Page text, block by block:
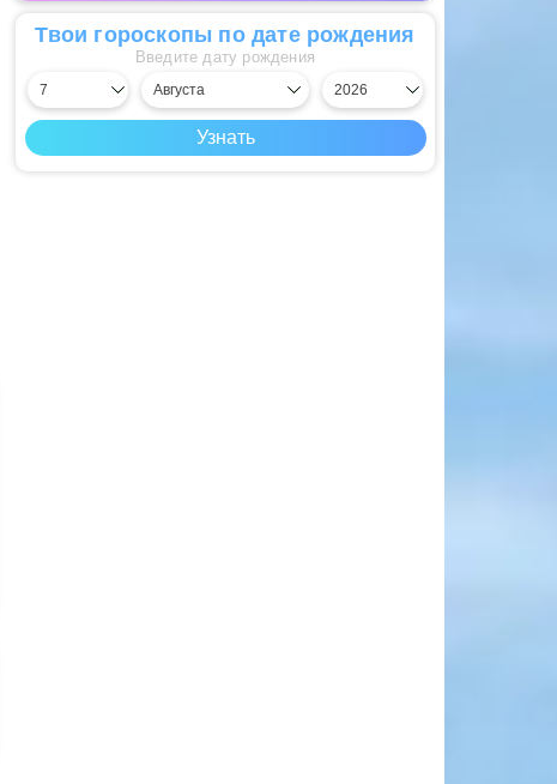
Твои гороскопы по дате рождения
Введите дату рождения